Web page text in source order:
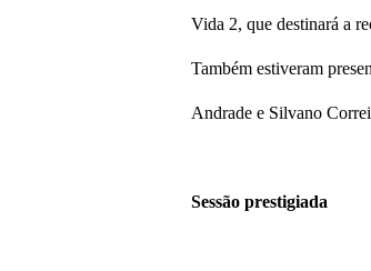
Vida 2, que destinará a
Também estiveram
Andrade e Silvano
Sessão prestigiada